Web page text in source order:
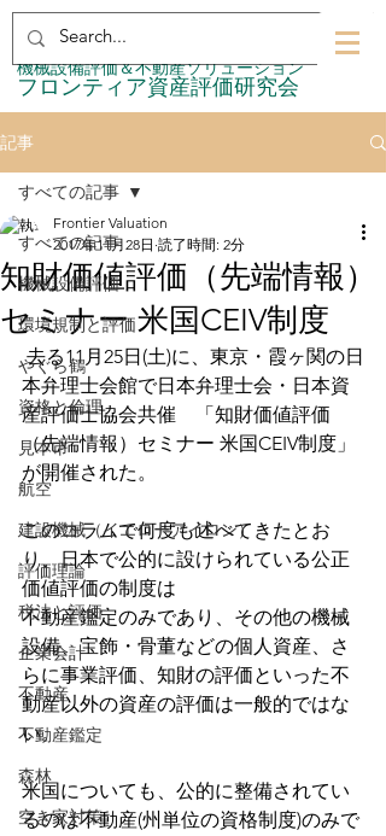
​フロンティア資産評価研究会
​機械設備評価＆不動産ソリューション
記事
すべての記事
機械設備評価
環境規制と評価
やぐら鶴
資格と倫理
見本市
航空
建設機械（イエローアイロン）
評価理論
税法と評価
企業会計
不動産
不動産鑑定
森林
空き家対策
すべての記事
知財価値評価（先端情報）
セミナー 米国CEIV制度
Frontier Valuation
2017年11月28日 読了時間: 2分
去る11月25日(土)に、東京・霞ヶ関の日
本弁理士会館で日本弁理士会・日本資
産評価士協会共催　「知財価値評価
（先端情報）セミナー 米国CEIV制度」
が開催された。
このコラムで何度も述べてきたとお
り、日本で公的に設けられている公正
価値評価の制度は
不動産鑑定のみであり、その他の機械
設備、宝飾・骨董などの個人資産、さ
らに事業評価、知財の評価といった不
動産以外の資産の評価は一般的ではな
い。
米国についても、公的に整備されてい
るのは不動産(州単位の資格制度)のみで